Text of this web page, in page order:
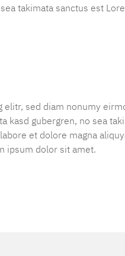
takimata sanctus est
sed diam nonumy
kasd gubergren, no sea
et dolore magna
ipsum dolor sit amet.